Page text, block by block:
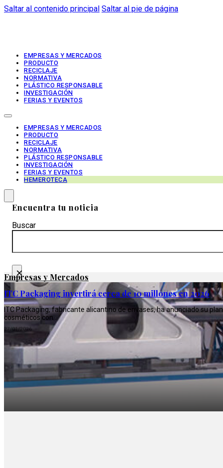
Saltar al contenido principal Saltar al pie de página
EMPRESAS Y MERCADOS
PRODUCTO
RECICLAJE
NORMATIVA
PLÁSTICO RESPONSABLE
INVESTIGACIÓN
FERIAS Y EVENTOS
EMPRESAS Y MERCADOS
PRODUCTO
RECICLAJE
NORMATIVA
PLÁSTICO RESPONSABLE
INVESTIGACIÓN
FERIAS Y EVENTOS
HEMEROTECA
Encuentra tu noticia
Buscar
×
Empresas y Mercados
ITC Packaging invertirá cerca de 10 millones en 2026
ITC Packaging, fabricante alicantino de envases, ha anunciado su
cosméticos con…
27/01/2026